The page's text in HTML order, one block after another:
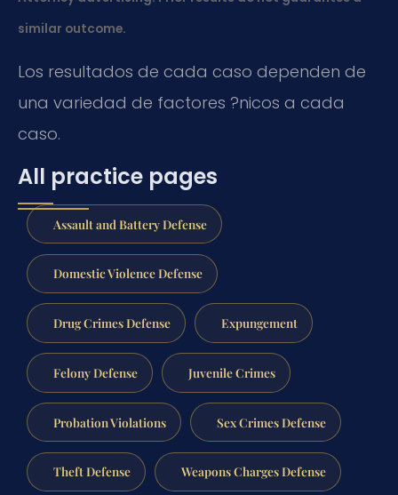
similar outcome.
Los resultados de cada caso dependen de
una variedad de factores ?nicos a cada
caso.
All practice pages
Assault and Battery Defense
Domestic Violence Defense
Drug Crimes Defense Expungement
Felony Defense Juvenile Crimes
Probation Violations Sex Crimes Defense
Theft Defense Weapons Charges Defense